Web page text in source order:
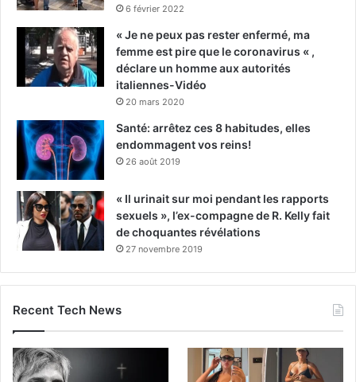
6 février 2022
« Je ne peux pas rester enfermé, ma
femme est pire que le coronavirus « ,
déclare un homme aux autorités
italiennes-Vidéo
20 mars 2020
Santé: arrêtez ces 8 habitudes, elles
endommagent vos reins!
26 août 2019
« Il urinait sur moi pendant les rapports
sexuels », l’ex-compagne de R. Kelly fait
de choquantes révélations
27 novembre 2019
Recent Tech News